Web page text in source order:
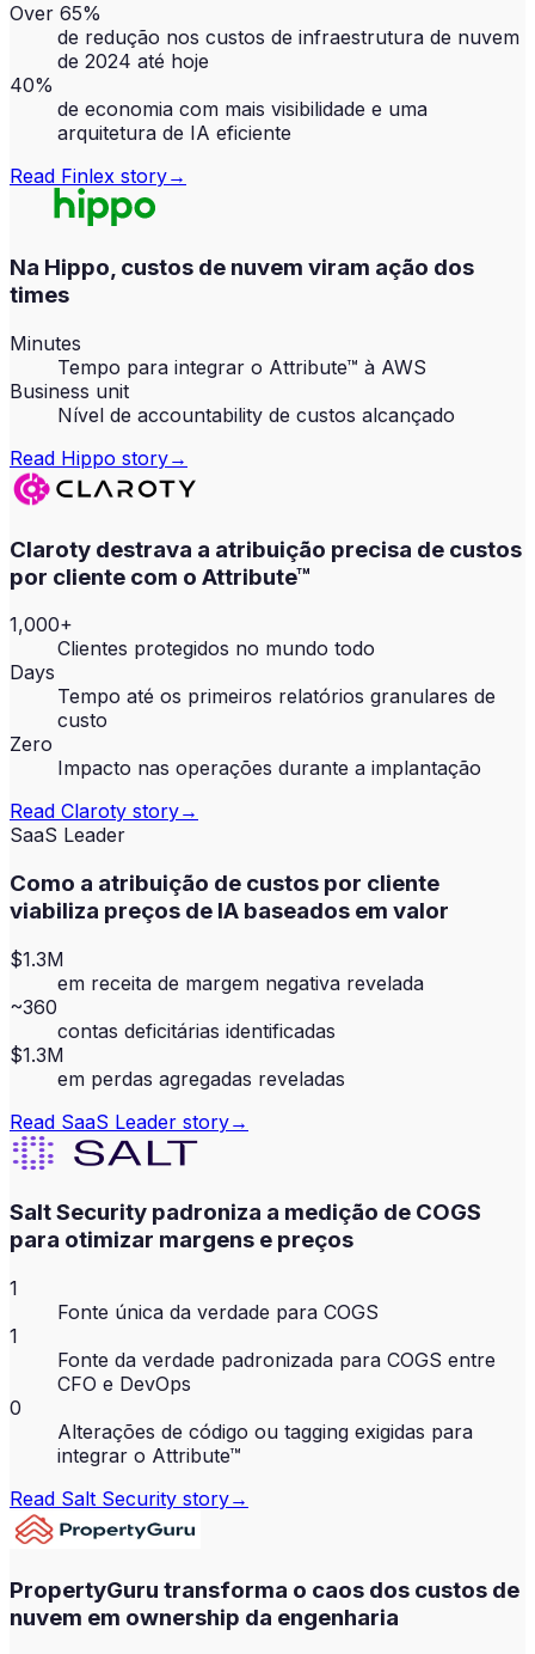
Over 65%
de redução nos custos de infraestrutura de nuvem
de 2024 até hoje
40%
de economia com mais visibilidade e uma
arquitetura de IA eficiente
Read Finlex story→
Na Hippo, custos de nuvem viram ação dos
times
Minutes
Tempo para integrar o Attribute™ à AWS
Business unit
Nível de accountability de custos alcançado
Read Hippo story→
Claroty destrava a atribuição precisa de custos
por cliente com o Attribute™
1,000+
Clientes protegidos no mundo todo
Days
Tempo até os primeiros relatórios granulares de
custo
Zero
Impacto nas operações durante a implantação
Read Claroty story→
SaaS Leader
Como a atribuição de custos por cliente
viabiliza preços de IA baseados em valor
$1.3M
em receita de margem negativa revelada
~360
contas deficitárias identificadas
$1.3M
em perdas agregadas reveladas
Read SaaS Leader story→
Salt Security padroniza a medição de COGS
para otimizar margens e preços
1
Fonte única da verdade para COGS
1
Fonte da verdade padronizada para COGS entre
CFO e DevOps
0
Alterações de código ou tagging exigidas para
integrar o Attribute™
Read Salt Security story→
PropertyGuru transforma o caos dos custos de
nuvem em ownership da engenharia